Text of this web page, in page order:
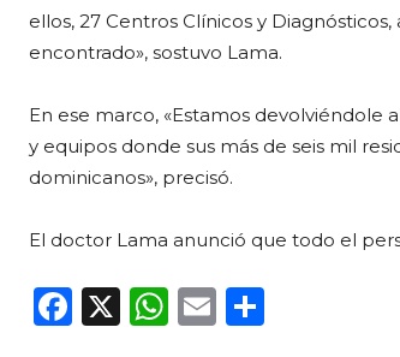
ellos, 27 Centros Clínicos y
encontrado», sostuvo Lama.
En ese marco, «Estamos
y equipos donde sus más de seis mil
dominicanos», precisó.
El doctor Lama anunció que todo el
F
X
W E